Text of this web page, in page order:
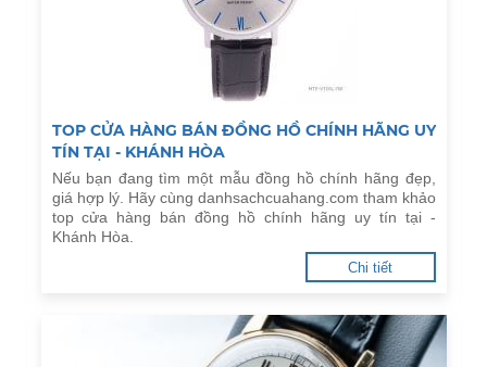
TOP CỬA HÀNG BÁN ĐỒNG HỒ CHÍNH HÃNG UY
TÍN TẠI - KHÁNH HÒA
Nếu bạn đang tìm một mẫu đồng hồ chính hãng đẹp,
giá hợp lý. Hãy cùng danhsachcuahang.com tham khảo
top cửa hàng bán đồng hồ chính hãng uy tín tại -
Khánh Hòa.
Chi tiết